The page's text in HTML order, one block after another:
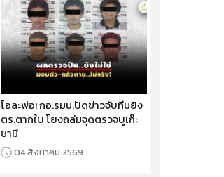
โอละพ่อ! กอ.รมน.ปัดข่าวจับทีมยิง
ตร.ตากใบ โยงถล่มจุดตรวจบูเก๊ะ
ซามี
04 สิงหาคม 2569